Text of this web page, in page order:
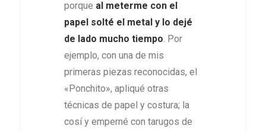
porque al meterme con el
papel solté el metal y lo dejé
de lado mucho tiempo. Por
ejemplo, con una de mis
primeras piezas reconocidas, el
«Ponchito», apliqué otras
técnicas de papel y costura; la
cosí y emperné con tarugos de